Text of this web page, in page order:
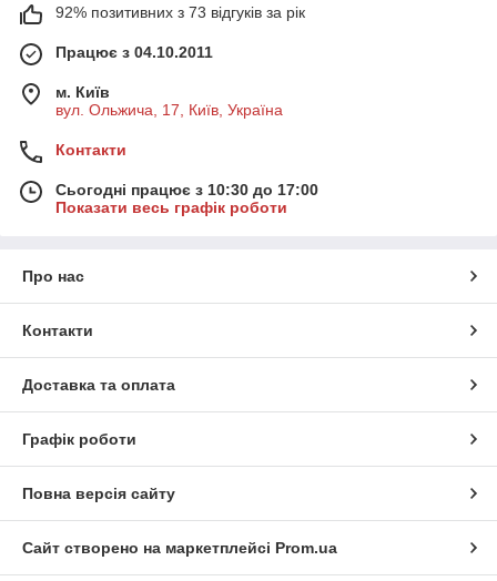
92% позитивних з 73 відгуків за рік
Працює з 04.10.2011
м. Київ
вул. Ольжича, 17, Київ, Україна
Контакти
Сьогодні працює з 10:30 до 17:00
Показати весь графік роботи
Про нас
Контакти
Доставка та оплата
Графік роботи
Повна версія сайту
Сайт створено на маркетплейсі Prom.ua